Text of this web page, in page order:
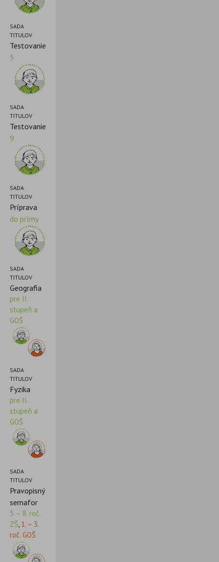
SADA
TITULOV
Testovanie
5
SADA
TITULOV
Testovanie
9
SADA
TITULOV
Príprava
do prímy
SADA
TITULOV
Geografia
pre II.
stupeň a
GOŠ
SADA
TITULOV
Fyzika
pre II.
stupeň a
GOŠ
SADA
TITULOV
Pravopisný
semafor
5. – 8. roč.
ZŠ,1. – 3.
roč. GOŠ